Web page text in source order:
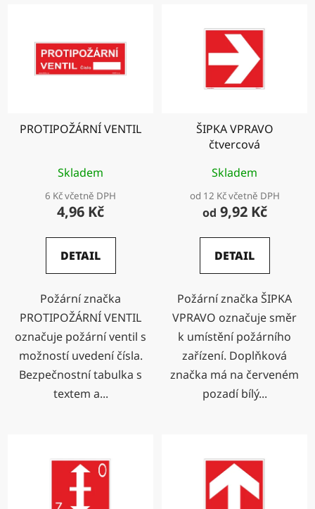
PROTIPOŽÁRNÍ VENTIL
Skladem
6 Kč včetně DPH
4,96 Kč
DETAIL
Požární značka
PROTIPOŽÁRNÍ VENTIL
označuje požární ventil s
možností uvedení čísla.
Bezpečnostní tabulka s
textem a...
ŠIPKA VPRAVO
čtvercová
Skladem
od 12 Kč včetně DPH
od 9,92 Kč
DETAIL
Požární značka ŠIPKA
VPRAVO označuje směr
k umístění požárního
zařízení. Doplňková
značka má na červeném
pozadí bílý...